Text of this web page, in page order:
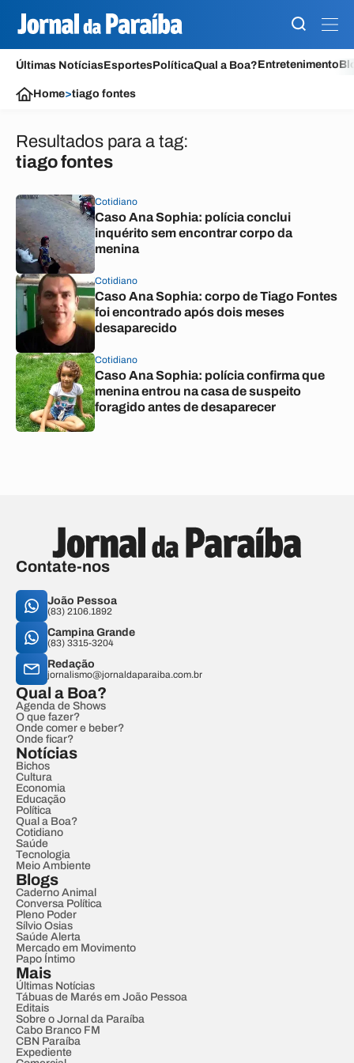
Últimas NotíciasEsportesPolíticaQual a Boa?Entretenimento
Home>tiago fontes
Resultados para a tag:
tiago fontes
Cotidiano
Caso Ana Sophia: polícia conclui
inquérito sem encontrar corpo da
menina
Cotidiano
Caso Ana Sophia: corpo de Tiago Fontes
foi encontrado após dois meses
desaparecido
Cotidiano
Caso Ana Sophia: polícia confirma que
menina entrou na casa de suspeito
foragido antes de desaparecer
Contate-nos
João Pessoa
(83) 2106.1892
Campina Grande
(83) 3315-3204
Redação
jornalismo@jornaldaparaiba.com.br
Qual a Boa?
Agenda de Shows
O que fazer?
Onde comer e beber?
Onde ficar?
Notícias
Bichos
Cultura
Economia
Educação
Política
Qual a Boa?
Cotidiano
Saúde
Tecnologia
Meio Ambiente
Blogs
Caderno Animal
Conversa Política
Pleno Poder
Sílvio Osias
Saúde Alerta
Mercado em Movimento
Papo Íntimo
Mais
Últimas Notícias
Tábuas de Marés em João Pessoa
Editais
Sobre o Jornal da Paraíba
Cabo Branco FM
CBN Paraíba
Expediente